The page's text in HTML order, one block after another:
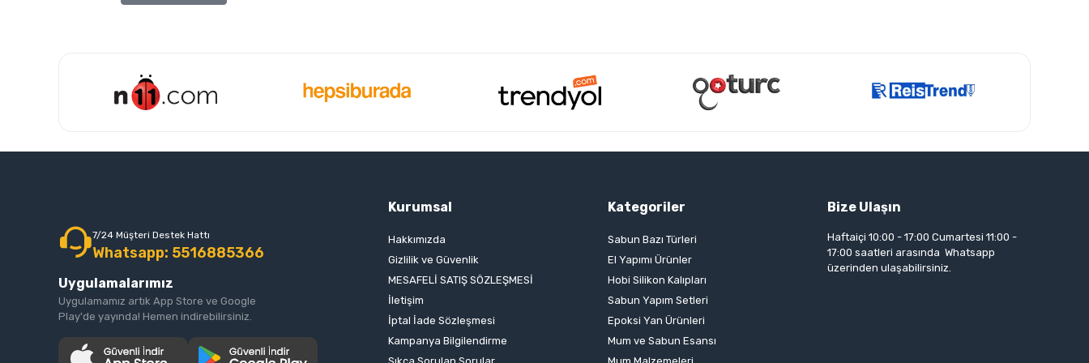
7/24 Müşteri Destek Hattı
Whatsapp: 5516885366
Uygulamalarımız
Uygulamamız artık App Store ve Google
Play'de yayında! Hemen indirebilirsiniz.
Kurumsal
Hakkımızda
Gizlilik ve Güvenlik
MESAFELİ SATIŞ SÖZLEŞMESİ
İletişim
İptal İade Sözleşmesi
Kampanya Bilgilendirme
Kategoriler
Sabun Bazı Türleri
El Yapımı Ürünler
Hobi Silikon Kalıpları
Sabun Yapım Setleri
Epoksi Yan Ürünleri
Mum ve Sabun Esansı
Bize Ulaşın
Haftaiçi 10:00 - 17:00 Cumartesi 11:00 -
17:00 saatleri arasında Whatsapp
üzerinden ulaşabilirsiniz.